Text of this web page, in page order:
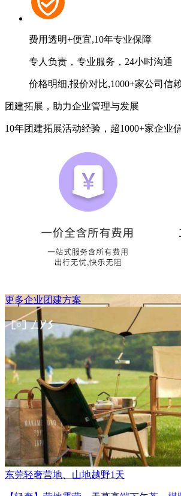
费用透明+便宜,10年专业保障
专人负责，专业服务，24小时沟通
价格明细,报价对比,1000+家公司信
团建拓展，助力企业管理与发展
10年团建拓展活动经验，超1000+家企业
更多企业团建方案
东莞轻奢营地、山地越野1天